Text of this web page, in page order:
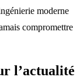
moderne
compromettre
l’actualité